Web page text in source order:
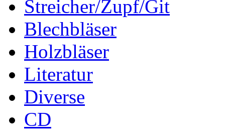
Streicher/Zupf/Git
Blechbläser
Holzbläser
Literatur
Diverse
CD